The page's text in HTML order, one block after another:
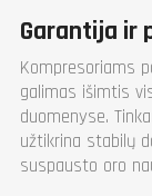
Garantija ir
Kompresoriams
galimas išimtis
duomenyse.
užtikrina stabilų
suspausto oro